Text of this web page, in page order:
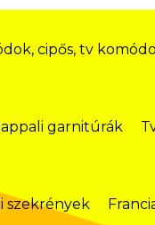
cipős, tv
garnitúrák
szekrények